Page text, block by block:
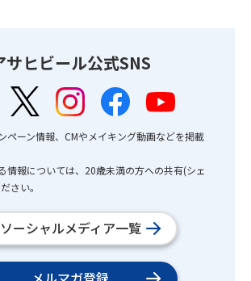
サヒビール公式SNS
ペーン情報、CMやメイキング動画などを掲載
情報については、20歳未満の方への共有(シェ
さい。
ソーシャルメディア一覧